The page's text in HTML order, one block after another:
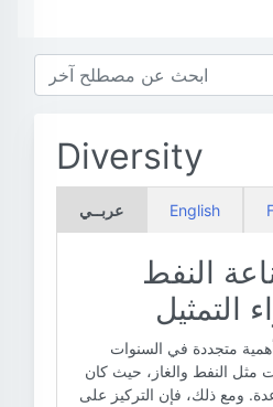
Diversity
عربــي English
النفط
التمثيل
متجددة في السنوات
مثل النفط والغاز، حيث كان
ومع ذلك، فإن التركيز على